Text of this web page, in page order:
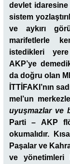
devlet idaresine
sistem
ve aykırı
marifetlerle
istedikleri yere
AKP’ye
da doğru olan
İTTİFAKI’nın
mel’un
uyuşmazlar ve
Parti – AKP
okumalıdır.
Paşalar ve
ve yönetimleri